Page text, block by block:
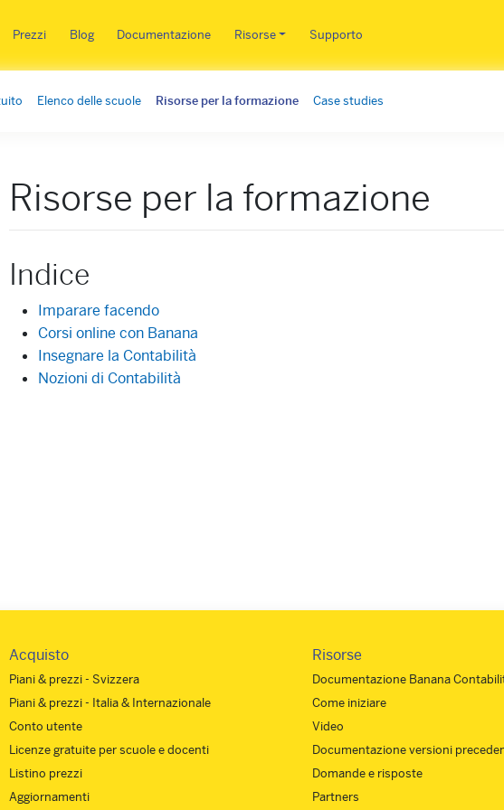
Prezzi Blog Documentazione Risorse Supporto
Elenco delle scuole Risorse per la formazione Case studies
Risorse per la formazione
Indice
Imparare facendo
Corsi online con Banana
Insegnare la Contabilità
Nozioni di Contabilità
Acquisto
Piani & prezzi - Svizzera
Piani & prezzi - Italia & Internazionale
Conto utente
Licenze gratuite per scuole e docenti
Listino prezzi
Aggiornamenti
Risorse
Documentazione Banana
Come iniziare
Video
Documentazione versioni
Domande e risposte
Partners